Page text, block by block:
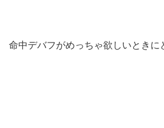
命中デバフがめっちゃ欲しいとき